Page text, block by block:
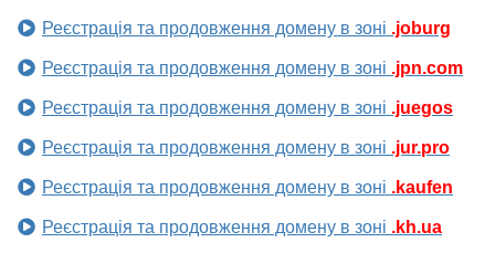
Реєстрація та продовження домену в зоні .joburg
Реєстрація та продовження домену в зоні .jpn.com
Реєстрація та продовження домену в зоні .juegos
Реєстрація та продовження домену в зоні .jur.pro
Реєстрація та продовження домену в зоні .kaufen
Реєстрація та продовження домену в зоні .kh.ua